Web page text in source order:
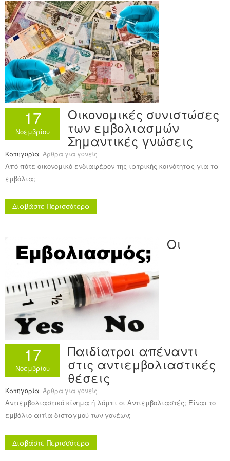
17
Νοεμβρίου
Οικονομικές συνιστώσες
των εμβολιασμών
Σημαντικές γνώσεις
Κατηγορία Άρθρα για γονείς
Από πότε οικονομικό ενδιαφέρον της ιατρικής κοινότητας για τα
εμβόλια;
Διαβάστε Περισσότερα
17
Νοεμβρίου
Οι
Παιδίατροι απέναντι
στις αντιεμβολιαστικές
θέσεις
Κατηγορία Άρθρα για γονείς
Αντιεμβολιαστικό κίνημα ή λόμπι οι Αντιεμβολιαστές; Είναι το
εμβόλιο αιτία δισταγμού των γονέων;
Διαβάστε Περισσότερα
Ανακοινώσεις
Εργαλεία για Παιδιάτρους
Χρήσιμα Links
Επεξεργασία Προφίλ